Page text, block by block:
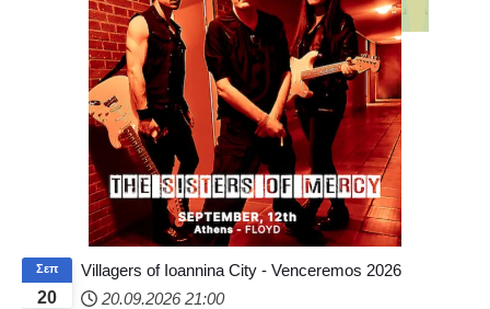
20
Σεπ
Villagers of Ioannina City - Venceremos 2026
20.09.2026 21:00